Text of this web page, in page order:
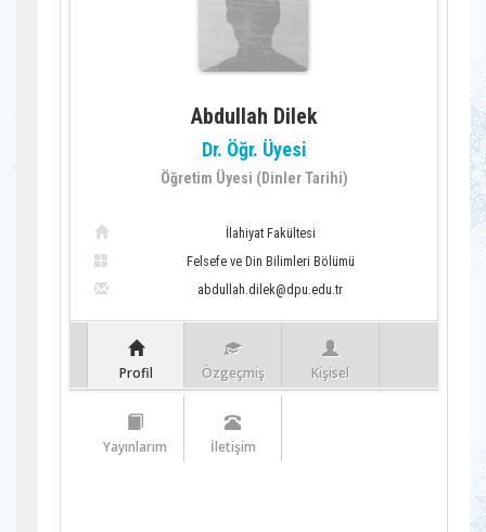
Abdullah Dilek
Dr. Öğr. Üyesi
Öğretim Üyesi (Dinler Tarihi)
İlahiyat Fakültesi
Felsefe ve Din Bilimleri Bölümü
abdullah.dilek@dpu.edu.tr
Profil Özgeçmiş Kişisel
Yayınlarım İletişim